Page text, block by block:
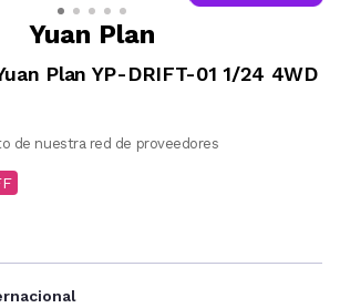
Yuan Plan
Plan YP-DRIFT-01 1/24 4WD
de nuestra red de proveedores